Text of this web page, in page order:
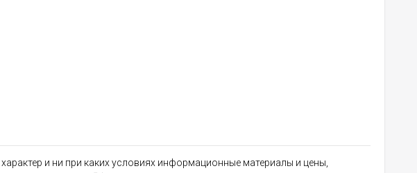
и ни при каких условиях информационные материалы и цены,